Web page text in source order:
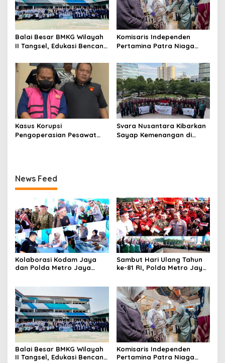
Balai Besar BMKG Wilayah
II Tangsel, Edukasi Bencana
kepada pelajar UPTD SMPN
23
Komisaris Independen
Pertamina Patra Niaga
Mitra Binaan dengan
Sentuhan Kemanusiaan dan
Keberlanjutan
Kasus Korupsi
Pengoperasian Pesawat
Svara Nusantara Kibarkan
Sayap Kemenangan di
News Feed
Kolaborasi Kodam Jaya
dan Polda Metro Jaya
Sambut Hari Ulang Tahun
ke-81 RI, Polda Metro Jaya
Balai Besar BMKG Wilayah
II Tangsel, Edukasi Bencana
Komisaris Independen
Pertamina Patra Niaga